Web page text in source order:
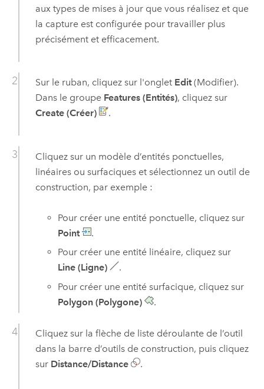
aux types de mises à jour que vous réalisez et que
la capture est configurée pour travailler plus
précisément et efficacement.
Sur le ruban, cliquez sur l'onglet Edit(Modifier).
Dans le groupe Features (Entités), cliquez sur
Create (Créer)
.
Cliquez sur un modèle d’entités ponctuelles,
linéaires ou surfaciques et sélectionnez un outil de
construction, par exemple :
Pour créer une entité ponctuelle, cliquez sur
Point
.
Pour créer une entité linéaire, cliquez sur
Line (Ligne)
.
Pour créer une entité surfacique, cliquez sur
Polygon (Polygone)
.
Cliquez sur la flèche de liste déroulante de l’outil
dans la barre d’outils de construction, puis cliquez
sur Distance/Distance .